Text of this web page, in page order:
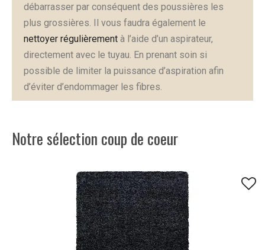
débarrasser par conséquent des poussières les
plus grossières. Il vous faudra également le
nettoyer régulièrement à l’aide d’un aspirateur,
directement avec le tuyau. En prenant soin si
possible de limiter la puissance d’aspiration afin
d’éviter d’endommager les fibres.
Notre sélection coup de coeur